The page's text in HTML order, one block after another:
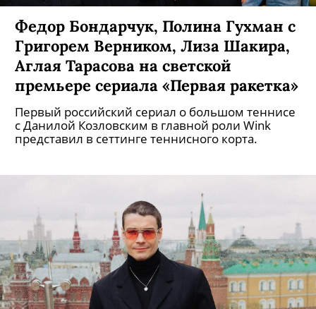
Федор Бондарчук, Полина Гухман с
Григорем Верником, Лиза Шакира,
Аглая Тарасова на светской
премьере сериала «Первая ракетка»
Первый российский сериал о большом теннисе
с Данилой Козловским в главной роли Wink
представил в сеттинге теннисного корта.